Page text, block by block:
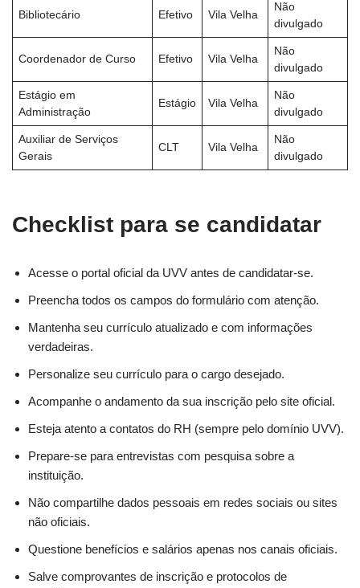
Bibliotecário Efetivo Vila Velha
Não
divulgado
Coordenador de Curso Efetivo Vila Velha
Não
divulgado
Estágio em
Administração
Estágio Vila Velha
Não
divulgado
Auxiliar de Serviços
Gerais
CLT Vila Velha
Não
divulgado
Checklist para se candidatar
Acesse o portal oficial da UVV antes de candidatar-se.
Preencha todos os campos do formulário com atenção.
Mantenha seu currículo atualizado e com informações
verdadeiras.
Personalize seu currículo para o cargo desejado.
Acompanhe o andamento da sua inscrição pelo site oficial.
Esteja atento a contatos do RH (sempre pelo domínio UVV).
Prepare-se para entrevistas com pesquisa sobre a
instituição.
Não compartilhe dados pessoais em redes sociais ou sites
não oficiais.
Questione benefícios e salários apenas nos canais oficiais.
Salve comprovantes de inscrição e protocolos de